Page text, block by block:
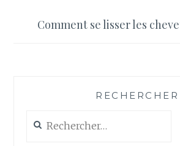
Comment se lisser les
RECHERCHER